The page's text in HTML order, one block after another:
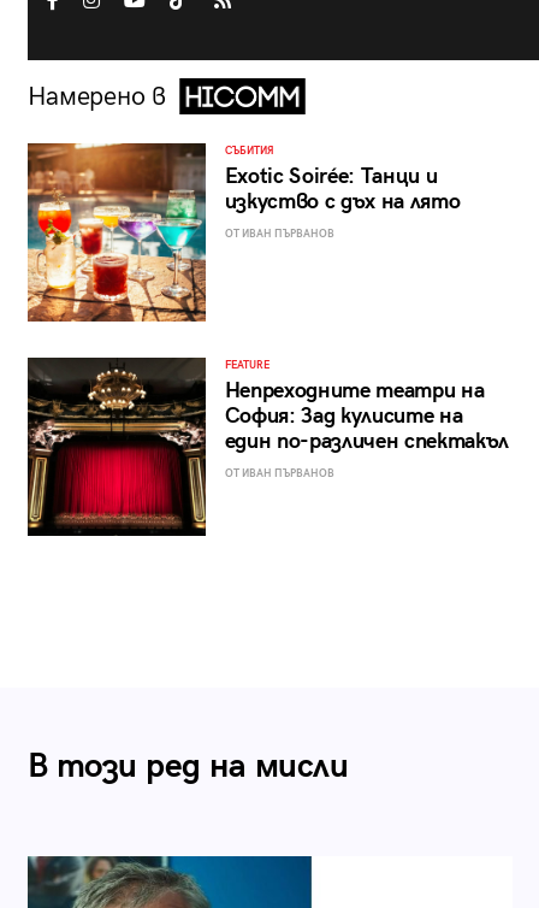
Намерено в
СЪБИТИЯ
Exotic Soirée: Танци и
изкуство с дъх на лято
ОТ ИВАН ПЪРВАНОВ
FEATURE
Непреходните театри на
София: Зад кулисите на
един по-различен спектакъл
ОТ ИВАН ПЪРВАНОВ
В този ред на мисли